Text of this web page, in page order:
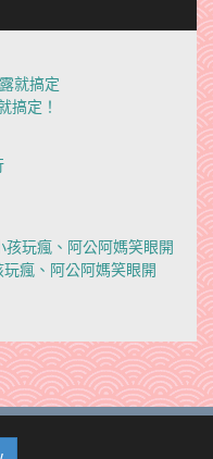
搞定！
瘋、阿公阿媽笑眼開